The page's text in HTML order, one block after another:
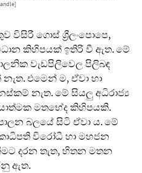
විසිරී ගොස් ශ්‍රීලංපොපෙ,
කිහිපයක් ඉතිරි වී ඇත. මේ
වැඩපිලිවෙල පිලිබඳ
එමෙන් ම, ඒවා හා
නැත. මේ සියලු අධිරාජ්‍ය
මතභේද කිහිපයකි.
බලයේ සිටි ඒවා ය. මේ
විරෝධී හා මහජන
දරන තැත, හිතන මතන
ඇත.